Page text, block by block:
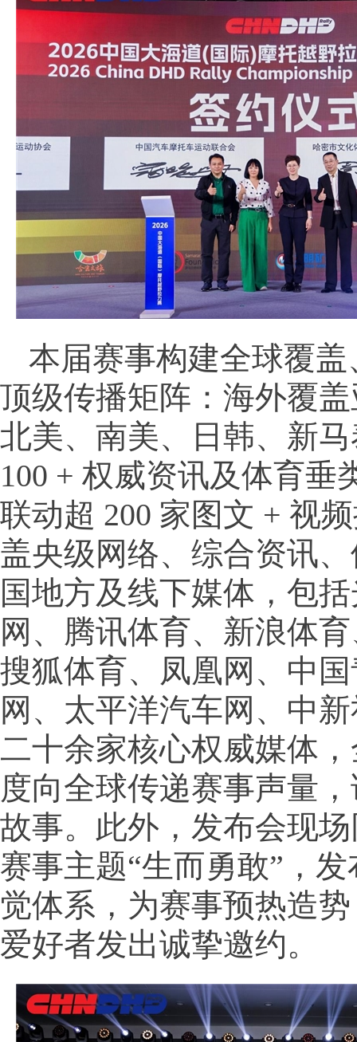
本届赛事构建全球覆
顶级传播矩阵：海外覆
北美、南美、日韩、新
100 + 权威资讯及体育垂
联动超 200 家图文 + 视
盖央级网络、综合资讯
国地方及线下媒体，包
网、腾讯体育、新浪体
搜狐体育、凤凰网、中
网、太平洋汽车网、中
二十余家核心权威媒体
度向全球传递赛事声量
故事。此外，发布会现
赛事主题“生而勇敢”，
觉体系，为赛事预热造
爱好者发出诚挚邀约。